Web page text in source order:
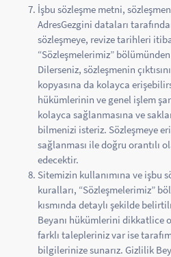
İşbu sözleşme metni,
AdresGezgini dataları
sözleşmeye, revize tarihleri
“Sözleşmelerimiz”
Dilerseniz, sözleşmenin
kopyasına da kolayca
hükümlerinin ve genel işlem
kolayca sağlanmasına ve
bilmenizi isteriz. Sözleşmeye
sağlanması ile doğru orantılı
edecektir.
Sitemizin kullanımına ve işbu
kuralları, “Sözleşmelerimiz”
kısmında detaylı şekilde
Beyanı hükümlerini dikkatlice
farklı talepleriniz var ise
bilgilerinize sunarız. Gizlilik